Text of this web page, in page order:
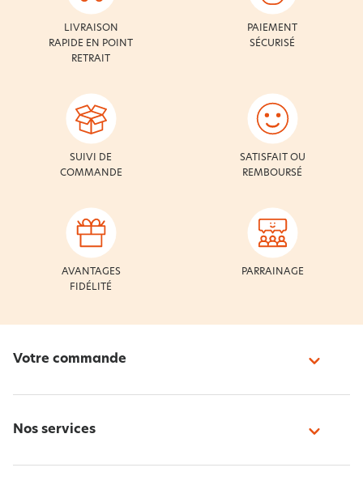
LIVRAISON
RAPIDE EN POINT
RETRAIT
PAIEMENT
SÉCURISÉ
SUIVI DE
COMMANDE
SATISFAIT OU
REMBOURSÉ
AVANTAGES
FIDÉLITÉ
PARRAINAGE
Votre commande
Nos services